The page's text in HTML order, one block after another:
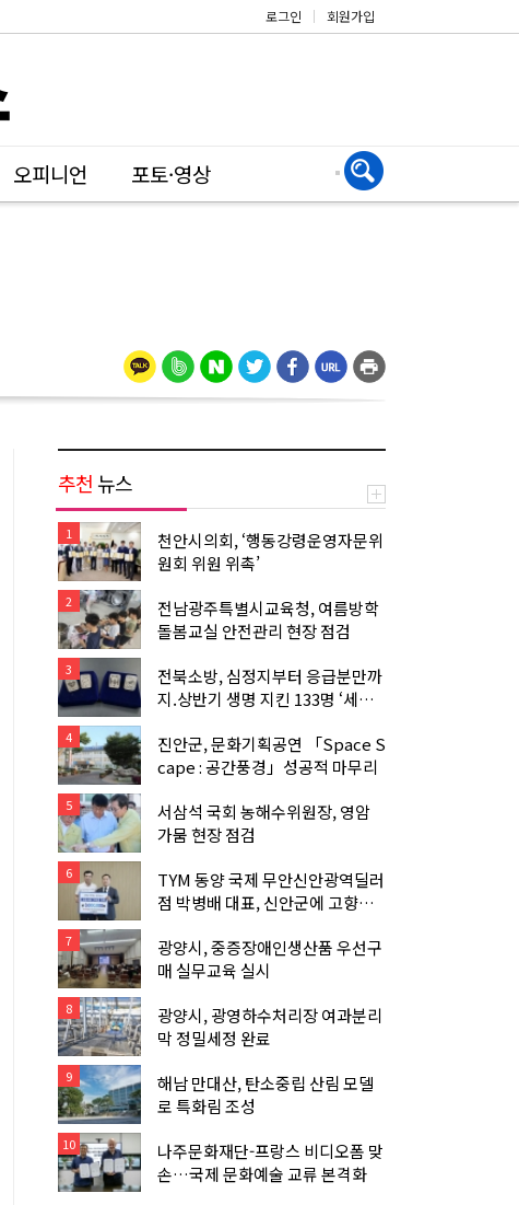
로그인 | 회원가입
오피니언 포토·영상
추천 뉴스
1
천안시의회, ‘행동강령운영자문위
원회 위원 위촉’
2
전남광주특별시교육청, 여름방학
돌봄교실 안전관리 현장 점검
3
전북소방, 심정지부터 응급분만까
지.상반기 생명 지킨 133명 ‘세이
4
진안군, 문화기획공연 「Space S
cape : 공간풍경」성공적 마무리
5
서삼석 국회 농해수위원장, 영암
가뭄 현장 점검
6
TYM 동양 국제 무안신안광역딜러
점 박병배 대표, 신안군에 고향사
7
광양시, 중증장애인생산품 우선구
매 실무교육 실시
8
광양시, 광영하수처리장 여과분리
막 정밀세정 완료
9
해남 만대산, 탄소중립 산림 모델
로 특화림 조성
10
나주문화재단-프랑스 비디오폼 맞
손…국제 문화예술 교류 본격화